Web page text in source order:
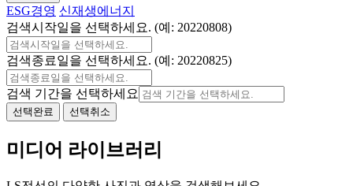
ESG경영 신재생에너지
검색시작일을 선택하세요. (예: 20220808)
검색종료일을 선택하세요. (예: 20220825)
검색 기간을 선택하세요
선택완료 선택취소
미디어 라이브러리